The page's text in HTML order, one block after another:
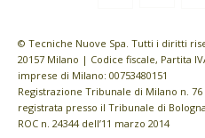
© Tecniche Nuove Spa. Tutti i diritti
20157 Milano | Codice fiscale, Partita
imprese di Milano: 00753480151
Registrazione Tribunale di Milano n.
registrata presso il Tribunale di
ROC n. 24344 dell’11 marzo 2014